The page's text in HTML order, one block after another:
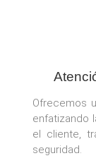
Ofrecemos
enfatizando
el cliente,
seguridad.